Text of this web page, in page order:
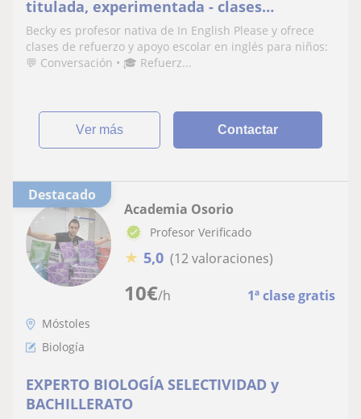
titulada, experimentada - clases
particulares a domicilio - refuerzo escolar
Becky es profesor nativa de In English Please y ofrece
clases de refuerzo y apoyo escolar en inglés para niños:
💬 Conversación • 🎓 Refuerz...
ver más Contactar
Destacado
10€/h 1ª clase gratis
Academia Osorio
Profesor Verificado
★ 5,0 (12 valoraciones)
Móstoles
Biología
EXPERTO BIOLOGÍA SELECTIVIDAD y
BACHILLERATO